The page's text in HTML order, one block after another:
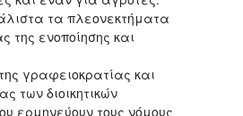
τα πλεονεκτήματα
της ενοποίησης και
γραφειοκρατίας και
των διοικητικών
ερμηνεύουν τους νόμους